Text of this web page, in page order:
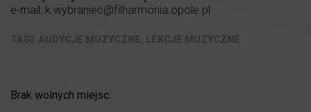
e-mail: k.wybraniec@filharmonia.opole.pl
Brak wolnych miejsc.